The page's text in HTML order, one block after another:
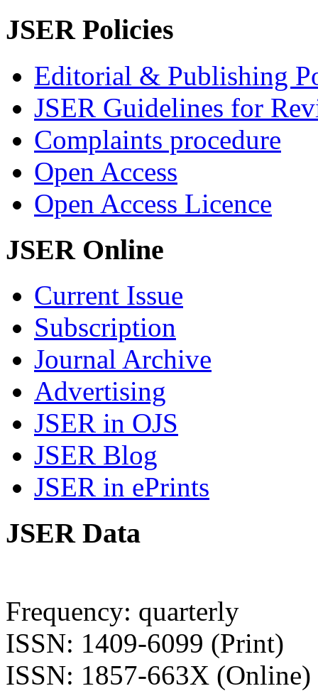
JSER Policies
Editorial & Publishing
JSER Guidelines for
Complaints procedure
Open Access
Open Access Licence
JSER Online
Current Issue
Subscription
Journal Archive
Advertising
JSER in OJS
JSER Blog
JSER in ePrints
JSER Data
Frequency: quarterly
ISSN: 1409-6099 (Print)
ISSN: 1857-663X (Online)